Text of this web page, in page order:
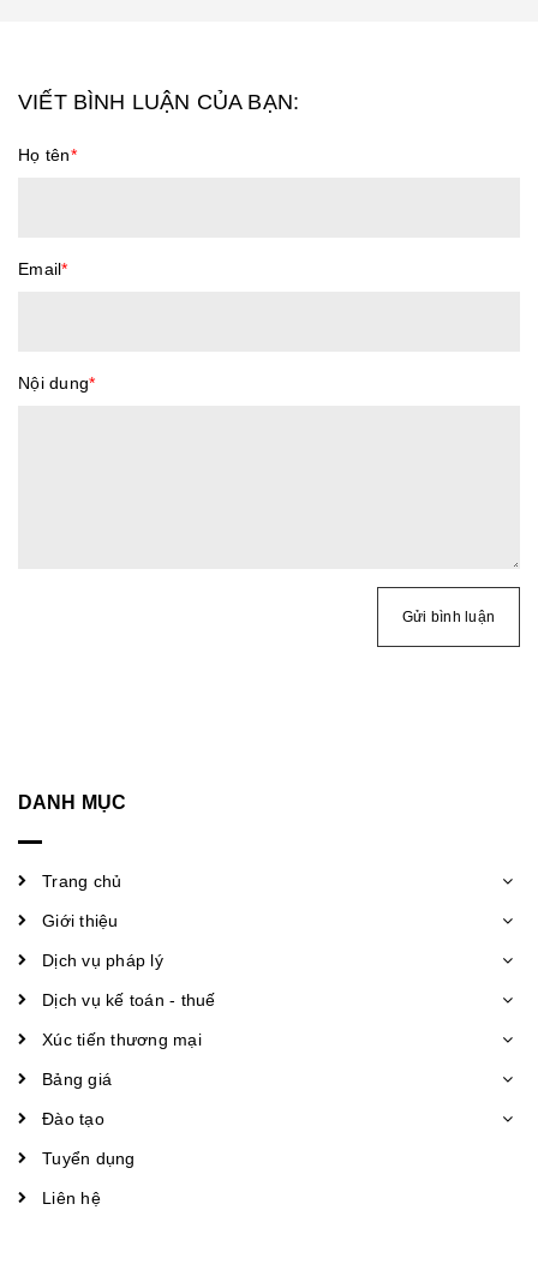
VIẾT BÌNH LUẬN CỦA BẠN:
Họ tên*
Email*
Nội dung*
Gửi bình luận
DANH MỤC
Trang chủ
Giới thiệu
Dịch vụ pháp lý
Dịch vụ kế toán - thuế
Xúc tiến thương mại
Bảng giá
Đào tạo
Tuyển dụng
Liên hệ